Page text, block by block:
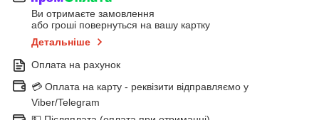
Ви отримаєте замовлення
або гроші повернуться на вашу картку
Детальніше
Оплата на рахунок
💳 Оплата на карту - реквізити відправляємо у
Viber/Telegram